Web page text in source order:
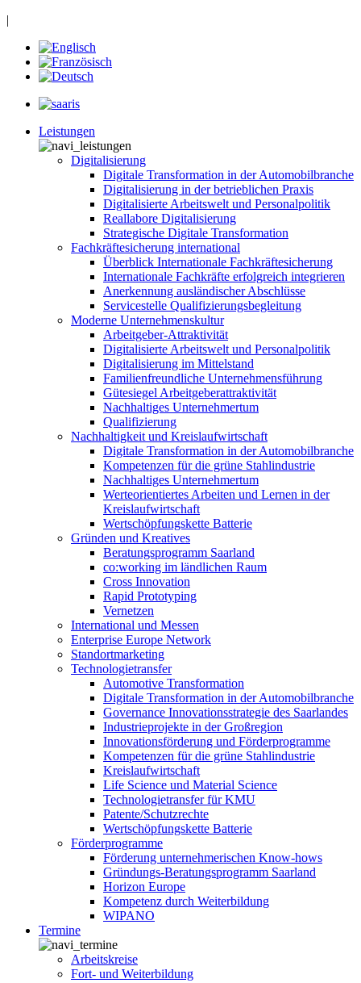
|
Leistungen
Digitalisierung
Digitale Transformation in der Automobilbranche
Digitalisierung in der betrieblichen Praxis
Digitalisierte Arbeitswelt und Personalpolitik
Reallabore Digitalisierung
Strategische Digitale Transformation
Fachkräftesicherung international
Überblick Internationale Fachkräftesicherung
Internationale Fachkräfte erfolgreich integrieren
Anerkennung ausländischer Abschlüsse
Servicestelle Qualifizierungsbegleitung
Moderne Unternehmenskultur
Arbeitgeber-Attraktivität
Digitalisierte Arbeitswelt und Personalpolitik
Digitalisierung im Mittelstand
Familienfreundliche Unternehmensführung
Gütesiegel Arbeitgeberattraktivität
Nachhaltiges Unternehmertum
Qualifizierung
Nachhaltigkeit und Kreislaufwirtschaft
Digitale Transformation in der Automobilbranche
Kompetenzen für die grüne Stahlindustrie
Nachhaltiges Unternehmertum
Werteorientiertes Arbeiten und Lernen in der
Kreislaufwirtschaft
Wertschöpfungskette Batterie
Gründen und Kreatives
Beratungsprogramm Saarland
co:working im ländlichen Raum
Cross Innovation
Rapid Prototyping
Vernetzen
International und Messen
Enterprise Europe Network
Standortmarketing
Technologietransfer
Automotive Transformation
Digitale Transformation in der Automobilbranche
Governance Innovationsstrategie des Saarlandes
Industrieprojekte in der Großregion
Innovationsförderung und Förderprogramme
Kompetenzen für die grüne Stahlindustrie
Kreislaufwirtschaft
Life Science und Material Science
Technologietransfer für KMU
Patente/Schutzrechte
Wertschöpfungskette Batterie
Förderprogramme
Förderung unternehmerischen Know-hows
Gründungs-Beratungsprogramm Saarland
Horizon Europe
Kompetenz durch Weiterbildung
WIPANO
Termine
Arbeitskreise
Fort- und Weiterbildung